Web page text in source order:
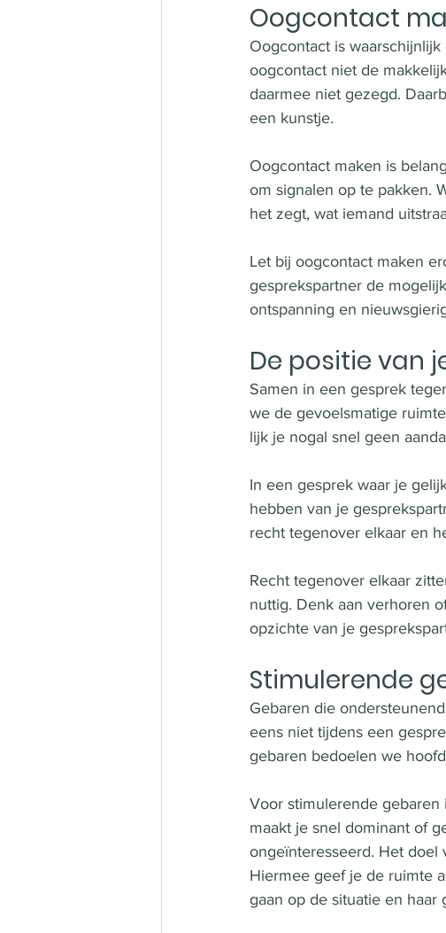
Oogcontact
Oogcontact is
oogcontact niet de
daarmee niet gezegd.
een kunstje.
Oogcontact maken is
om signalen op te pakken.
het zegt, wat iemand
Let bij oogcontact maken
gesprekspartner de
ontspanning en
De positie van
Samen in een gesprek
we de gevoelsmatige
lijk je nogal snel geen
In een gesprek waar je
hebben van je
recht tegenover elkaar en
Recht tegenover elkaar
nuttig. Denk aan verhoren
opzichte van je
Stimulerende
Gebaren die
eens niet tijdens een
gebaren bedoelen we
Voor stimulerende
maakt je snel dominant of
ongeïnteresseerd. Het doel
Hiermee geef je de ruimte
gaan op de situatie en haar